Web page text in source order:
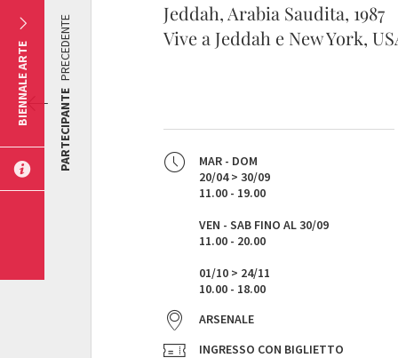
Jeddah, Arabia Saudita, 1987
Vive a Jeddah e New York,
MAR - DOM
20/04 > 30/09
11.00 - 19.00
VEN - SAB FINO AL 30/09
11.00 - 20.00
01/10 > 24/11
10.00 - 18.00
ARSENALE
INGRESSO CON BIGLIETTO
PARTECIPANTE
PRECEDENTE
BIENNALE ARTE